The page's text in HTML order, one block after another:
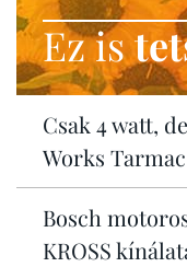
Ez is
Csak 4 watt,
Works
Bosch
KROSS